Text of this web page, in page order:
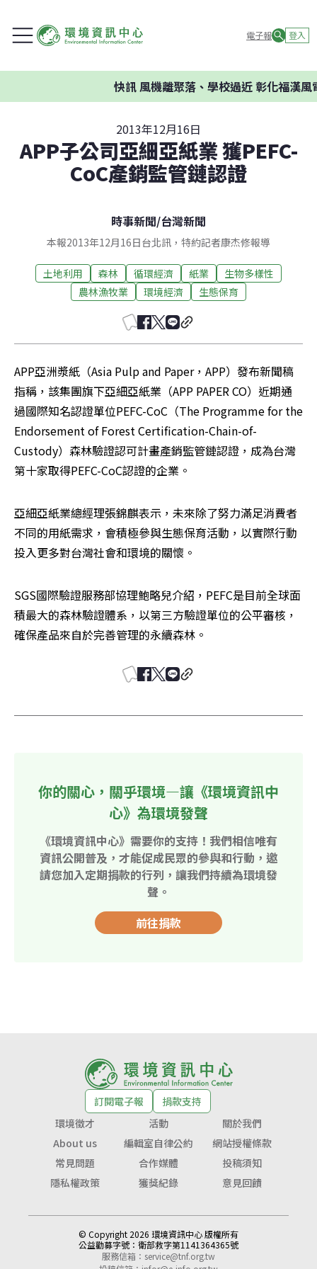
電子報 登入
快訊風機離聚落、學校過近 彰化福漢風
2013年12月16日
APP子公司亞細亞紙業 獲PEFC-
CoC產銷監管鏈認證
時事新聞/台灣新聞
本報2013年12月16日台北訊，特約記者康杰修報導
土地利用 森林 循環經濟 紙業
生物多樣性
農林漁牧業
環境經濟 生態保育
APP亞洲漿紙（Asia Pulp and Paper，APP）發布新聞稿
指稱，該集團旗下亞細亞紙業（APP PAPER CO）近期通
過國際知名認證單位PEFC-CoC（The Programme for the
Endorsement of Forest Certification-Chain-of-
Custody）森林驗證認可計畫產銷監管鏈認證，成為台灣
第十家取得PEFC-CoC認證的企業。
亞細亞紙業總經理張錦麒表示，未來除了努力滿足消費者
不同的用紙需求，會積極參與生態保育活動，以實際行動
投入更多對台灣社會和環境的關懷。
SGS國際驗證服務部協理鮑略兒介紹，PEFC是目前全球面
積最大的森林驗證體系，以第三方驗證單位的公平審核，
確保產品來自於完善管理的永續森林。
你的關心，關乎環境—讓《環境資訊中
心》為環境發聲
《環境資訊中心》需要你的支持！我們相信唯有
資訊公開普及，才能促成民眾的參與和行動，邀
請您加入定期捐款的行列，讓我們持續為環境發
聲。
前往捐款
訂閱電子報
捐款支持
環境徵才
活動
關於我們
About us
編輯室自律公約
網站授權條款
常見問題
合作媒體
投稿須知
隱私權政策
獲獎紀錄 意見回饋
© Copyright 2026 環境資訊中心 版權所有
公益勸募字號： 衛部救字第1141364365號
服務信箱： service@tnf.org.tw